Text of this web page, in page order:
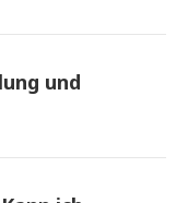
keine Fair Usage
den ganzen Tag
bei jedem
Überlastungen
schreiben wir Ihnen
und
Sie